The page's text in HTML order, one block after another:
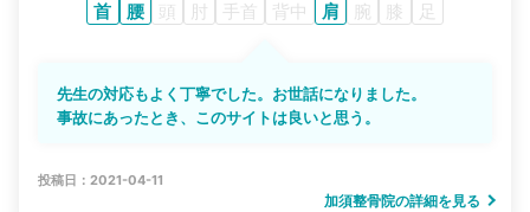
首 腰 頭 肘 手首 背中 肩 腕 膝 足
先生の対応もよく丁寧でした。お世話になりました。
事故にあったとき、このサイトは良いと思う。
投稿日：2021-04-11
加須整骨院の詳細を見る